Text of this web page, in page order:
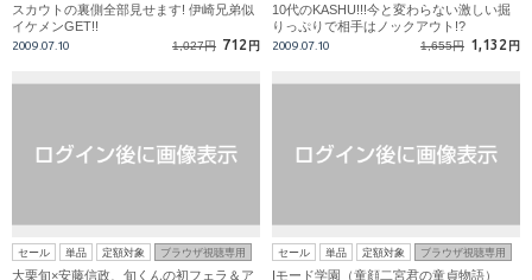
スカウトの裏側全部見せます! 伊崎兄弟似
イケメンGET!!
2009.07.10 1,027円 712 円
10代のKASHU!!!今と変わらない激しい掘
りっぷりで相手はノックアウト!?
2009.07.10 1,655円 1,132 円
セール 単品 定額対象 ブラウザ視聴専用
大栗旬×安藤信政、旬くんの初フェラ＆ア
セール 単品 定額対象 ブラウザ視聴専用
Iモード学園（童顔二宮君の童貞物語）